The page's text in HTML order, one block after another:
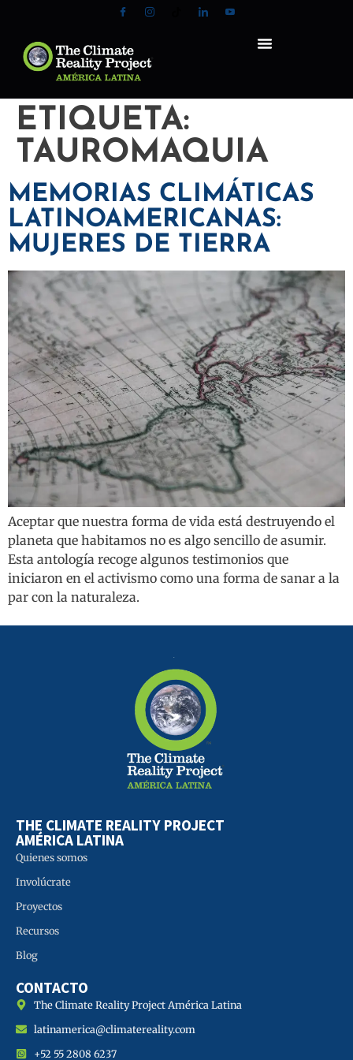
ETIQUETA:
TAUROMAQUIA
MEMORIAS CLIMÁTICAS
LATINOAMERICANAS:
MUJERES DE TIERRA
Aceptar que nuestra forma de vida está destruyendo el
planeta que habitamos no es algo sencillo de asumir.
Esta antología recoge algunos testimonios que
iniciaron en el activismo como una forma de sanar a la
par con la naturaleza.
THE CLIMATE REALITY PROJECT
AMÉRICA LATINA
Quienes somos
Involúcrate
Proyectos
Recursos
Blog
CONTACTO
The Climate Reality Project América Latina
latinamerica@climatereality.com
+52 55 2808 6237